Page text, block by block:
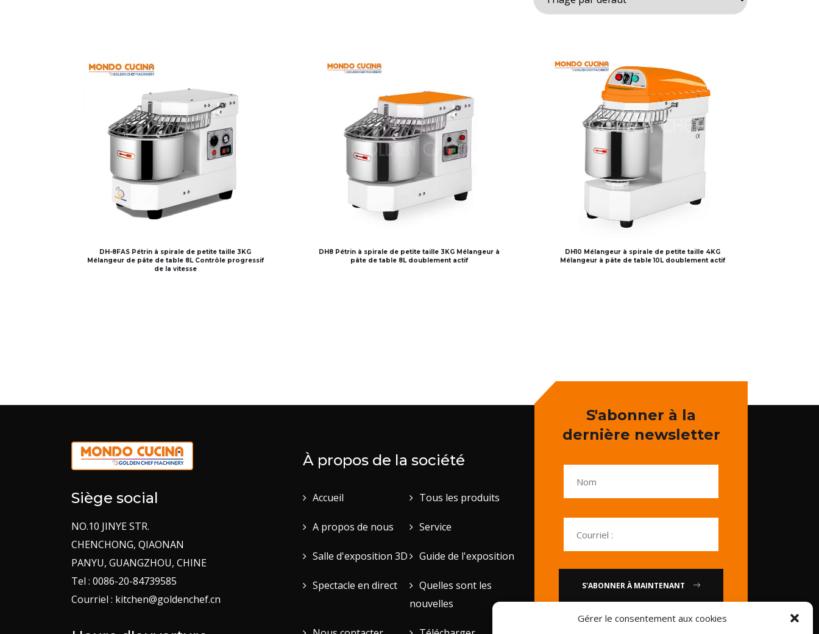
Gérer le consentement aux cookies
DH-8FAS Pétrin à spirale de petite taille 3KG
Mélangeur de pâte de table 8L Contrôle progressif
de la vitesse
DH8 Pétrin à spirale de petite taille 3KG Mélangeur à
pâte de table 8L doublement actif
DH10 Mélangeur à spirale de petite taille 4KG
Mélangeur à pâte de table 10L doublement actif
Siège social
NO.10 JINYE STR.
CHENCHONG, QIAONAN
PANYU, GUANGZHOU, CHINE
Tel : 0086-20-84739585
Courriel : kitchen@goldenchef.cn
À propos de la société
Accueil Tous les produits
A propos de nous Service
Salle d'exposition 3D Guide de l'exposition
Spectacle en direct
Quelles sont les
nouvelles
S'abonner à la
dernière newsletter
S'ABONNER À MAINTENANT